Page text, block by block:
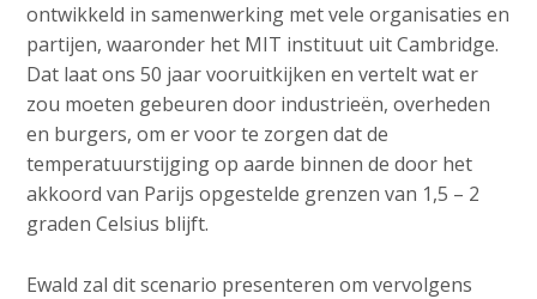
ontwikkeld in samenwerking met vele organisaties en
partijen, waaronder het MIT instituut uit Cambridge.
Dat laat ons 50 jaar vooruitkijken en vertelt wat er
zou moeten gebeuren door industrieën, overheden
en burgers, om er voor te zorgen dat de
temperatuurstijging op aarde binnen de door het
akkoord van Parijs opgestelde grenzen van 1,5 – 2
graden Celsius blijft.
Ewald zal dit scenario presenteren om vervolgens